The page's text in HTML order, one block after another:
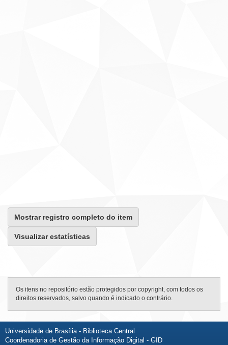
Mostrar registro completo do item
Visualizar estatísticas
Os itens no repositório estão protegidos por copyright, com todos os
direitos reservados, salvo quando é indicado o contrário.
Universidade de Brasília - Biblioteca Central
Coordenadoria de Gestão da Informação Digital - GID